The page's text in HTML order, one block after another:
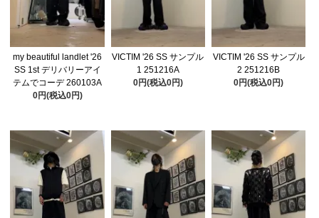
my beautiful landlet '26
SS 1st デリバリーアイ
テムでコーデ 260103A
0円(税込0円)
VICTIM '26 SS サンプル
1 251216A
0円(税込0円)
VICTIM '26 SS サンプル
2 251216B
0円(税込0円)